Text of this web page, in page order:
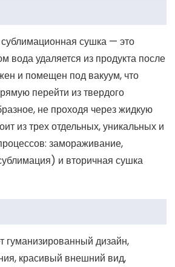
сушка — это
вода удаляется из продукта после
и помещен под вакуум, что
перейти из твердого
не проходя через жидкую
из трех отдельных, уникальных и
замораживание,
и вторичная сушка
гуманизированный дизайн,
красивый внешний вид,